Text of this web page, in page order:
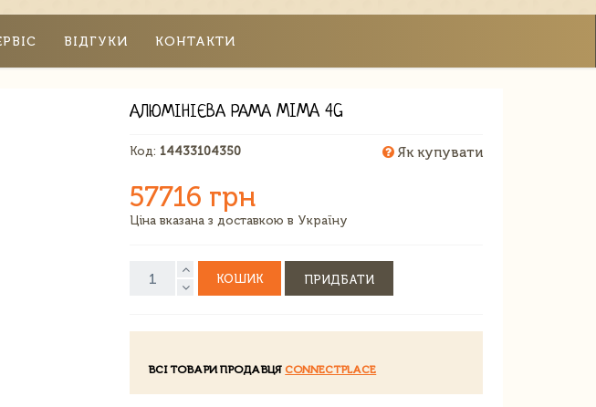
ВІДГУКИ КОНТАКТИ
АЛЮМІНІЄВА РАМА MIMA 4G
Код: 14433104350 Як купувати
57716 грн
Ціна вказана з доставкою в Україну
КОШИК ПРИДБАТИ
ВСІ ТОВАРИ ПРОДАВЦЯCONNECTPLACE